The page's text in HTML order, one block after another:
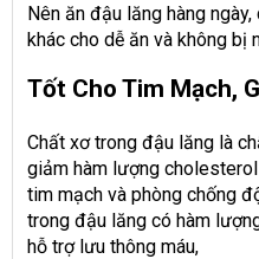
Nên ăn đậu lăng hàng
khác cho dễ ăn và không bị
Tốt Cho Tim Mạch,
Chất xơ trong đậu lăng là
giảm hàm lượng
tim mạch và phòng chống
trong đậu lăng có hàm
hỗ trợ lưu thông máu,